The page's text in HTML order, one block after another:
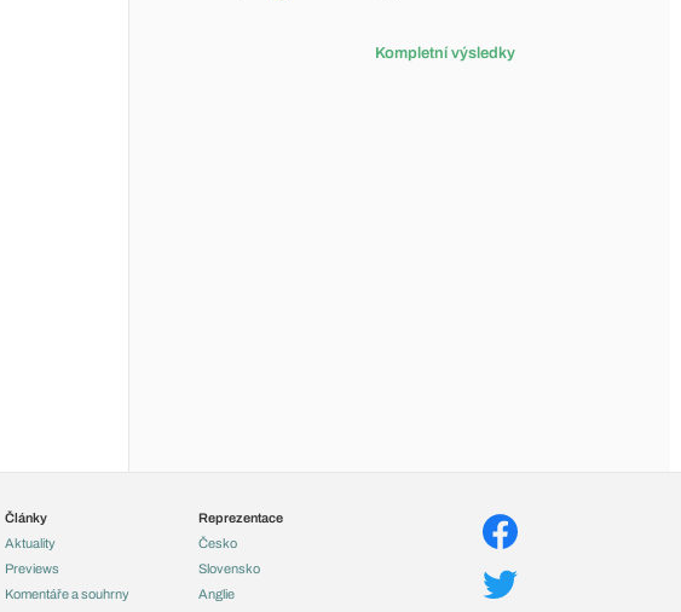
Kompletní výsledky
Články
Aktuality
Previews
Komentáře a souhrny
Reprezentace
Česko
Slovensko
Anglie